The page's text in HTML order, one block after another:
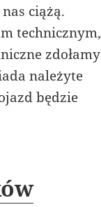
ciążą.
technicznym,
zdołamy
należyte
będzie